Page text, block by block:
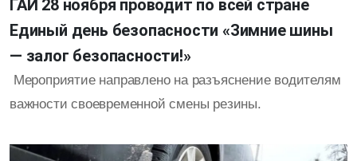
ГАИ 28 ноября проводит по всей стране
Единый день безопасности «Зимние шины
— залог безопасности!»
Мероприятие направлено на разъяснение водителям
важности своевременной смены резины.